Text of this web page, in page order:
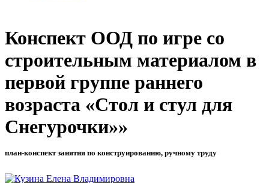
Конспект ООД по игре со
строительным материалом в
первой группе раннего
возраста «Стол и стул для
Снегурочки»»
план-конспект занятия по конструированию, ручному труду